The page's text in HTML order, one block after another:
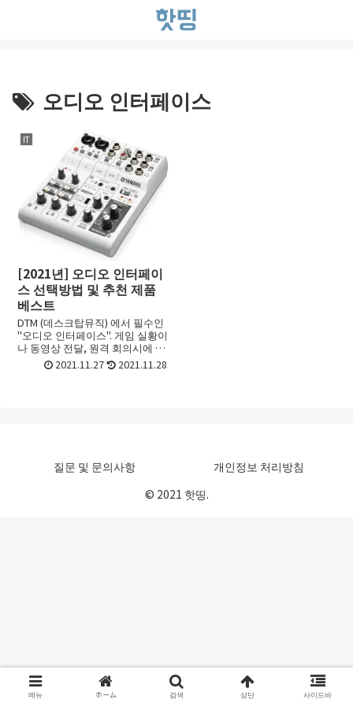
오디오 인터페이스
IT
[2021년] 오디오 인터페이
스 선택방법 및 추천 제품
베스트
DTM (데스크탑뮤직) 에서 필수인
"오디오 인터페이스". 게임 실황이
나 동영상 전달, 원격 회의시에 활
약을 합니다. 그러나, 일반적으로
는 그다지 익숙하지 않은 기재이
2021.11.27 2021.11.28
질문 및 문의사항
개인정보 처리방침
© 2021 핫띵.
메뉴 ホーム 검색 상단 사이드바